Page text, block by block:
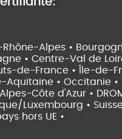
Alpes •
• Centre-Val de
de-France •
Île-de-
Aquitaine • Occitanie •
Côte d'Azur •
Luxembourg •
hors UE •